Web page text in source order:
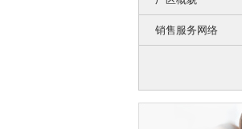
销售服务网络